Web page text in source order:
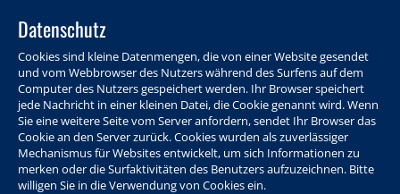
Datenschutz
Cookies sind kleine Datenmengen, die von einer Website gesendet
und vom Webbrowser des Nutzers während des Surfens auf dem
Computer des Nutzers gespeichert werden. Ihr Browser speichert
jede Nachricht in einer kleinen Datei, die Cookie genannt wird. Wenn
Sie eine weitere Seite vom Server anfordern, sendet Ihr Browser das
Cookie an den Server zurück. Cookies wurden als zuverlässiger
Mechanismus für Websites entwickelt, um sich Informationen zu
merken oder die Surfaktivitäten des Benutzers aufzuzeichnen. Bitte
willigen Sie in die Verwendung von Cookies ein.
Programm Info & Service Aktuelles Warenkorb Login
Ansprechpersonen Kontakt Sitemap